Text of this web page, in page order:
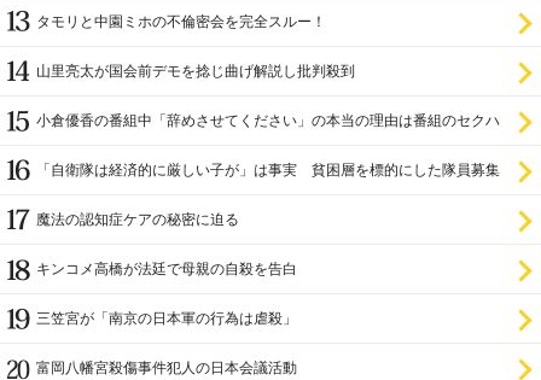
タモリと中園ミホの不倫密会を完全スルー！
山里亮太が国会前デモを捻じ曲げ解説し批判殺到
小倉優香の番組中「辞めさせてください」の本当の理由は番組のセクハ
「自衛隊は経済的に厳しい子が」は事実 貧困層を標的にした隊員募集
魔法の認知症ケアの秘密に迫る
キンコメ高橋が法廷で母親の自殺を告白
三笠宮が「南京の日本軍の行為は虐殺」
富岡八幡宮殺傷事件犯人の日本会議活動